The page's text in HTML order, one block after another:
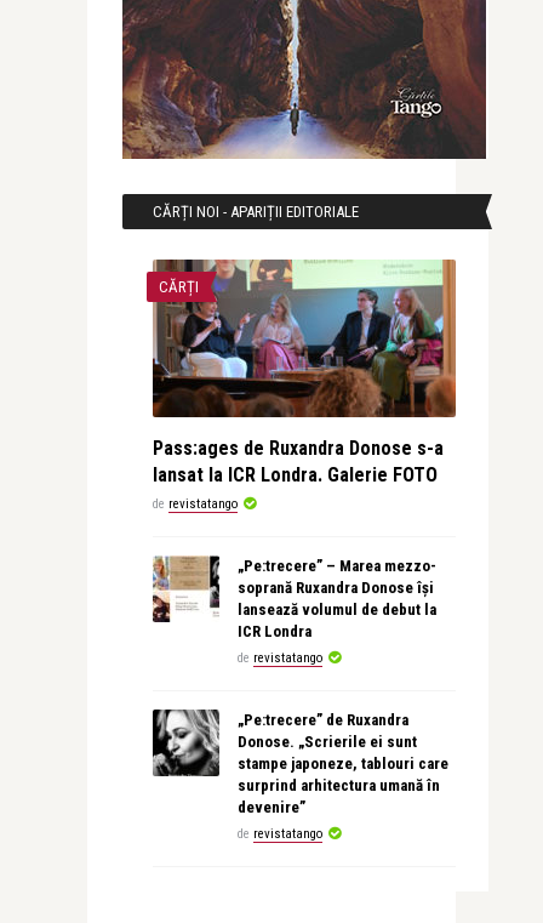
CĂRȚI NOI - APARIȚII EDITORIALE
CĂRȚI
Pass:ages de Ruxandra Donose s-a
lansat la ICR Londra. Galerie FOTO
de revistatango
„Pe:trecere” – Marea mezzo-
soprană Ruxandra Donose își
lansează volumul de debut la
ICR Londra
de revistatango
„Pe:trecere” de Ruxandra
Donose. „Scrierile ei sunt
stampe japoneze, tablouri care
surprind arhitectura umană în
devenire”
de revistatango